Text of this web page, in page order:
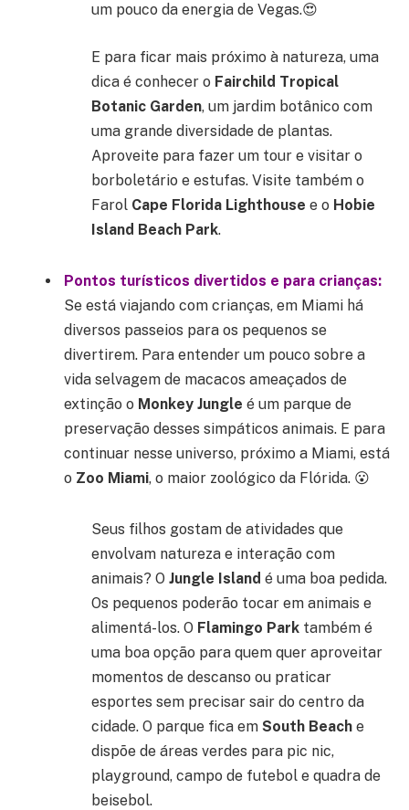
um pouco da energia de Vegas.😍
E para ficar mais próximo à natureza, uma
dica é conhecer o Fairchild Tropical
Botanic Garden, um jardim botânico com
uma grande diversidade de plantas.
Aproveite para fazer um tour e visitar o
borboletário e estufas. Visite também o
Farol Cape Florida Lighthouse e o Hobie
Island Beach Park.
Pontos turísticos divertidos e para crianças:
Se está viajando com crianças, em Miami há
diversos passeios para os pequenos se
divertirem. Para entender um pouco sobre a
vida selvagem de macacos ameaçados de
extinção o Monkey Jungle é um parque de
preservação desses simpáticos animais. E para
continuar nesse universo, próximo a Miami, está
o Zoo Miami, o maior zoológico da Flórida. 😮
Seus filhos gostam de atividades que
envolvam natureza e interação com
animais? O Jungle Island é uma boa pedida.
Os pequenos poderão tocar em animais e
alimentá-los. O Flamingo Park também é
uma boa opção para quem quer aproveitar
momentos de descanso ou praticar
esportes sem precisar sair do centro da
cidade. O parque fica em South Beach e
dispõe de áreas verdes para pic nic,
playground, campo de futebol e quadra de
beisebol.